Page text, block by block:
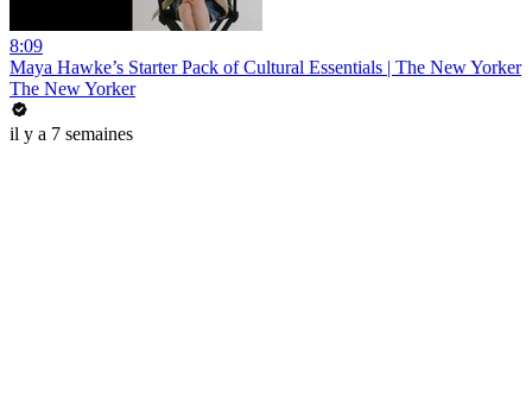
8:09
Maya Hawke’s Starter Pack of Cultural Essentials | The New Yorker
The New Yorker
il y a 7 semaines